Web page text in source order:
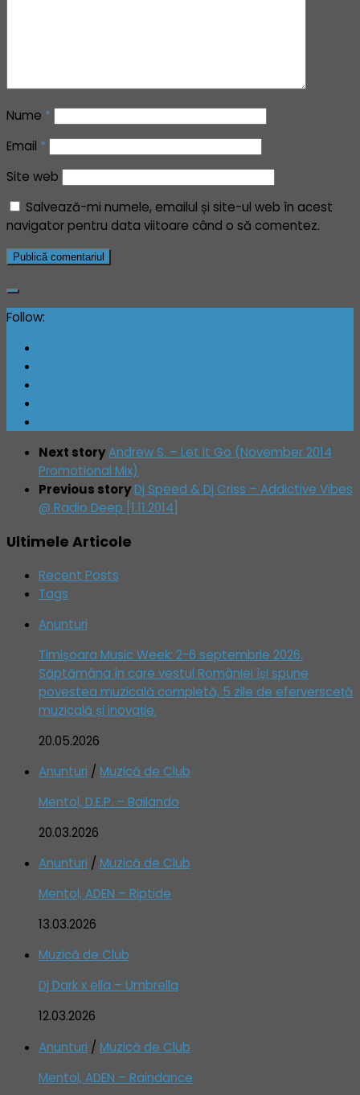
Nume *
Email *
Site web
Salvează-mi numele, emailul și site-ul web în acest
navigator pentru data viitoare când o să comentez.
Follow:
Next storyAndrew S. – Let It Go (November 2014
Promotional Mix)
Previous storyDj Speed & Dj Criss – Addictive Vibes
@ Radio Deep [ 1.11.2014 ]
Ultimele Articole
Recent Posts
Tags
Anunturi
Timișoara Music Week: 2-6 septembrie 2026.
Săptămâna în care vestul României își spune
povestea muzicală completă, 5 zile de eferversceță
muzicală și inovație.
20.05.2026
Anunturi / Muzică de Club
Mentol, D.E.P. – Bailando
20.03.2026
Anunturi / Muzică de Club
Mentol, ADEN – Riptide
13.03.2026
Muzică de Club
Dj Dark x ella – Umbrella
12.03.2026
Anunturi / Muzică de Club
Mentol, ADEN – Raindance